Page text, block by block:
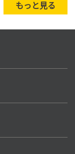
もっと見る